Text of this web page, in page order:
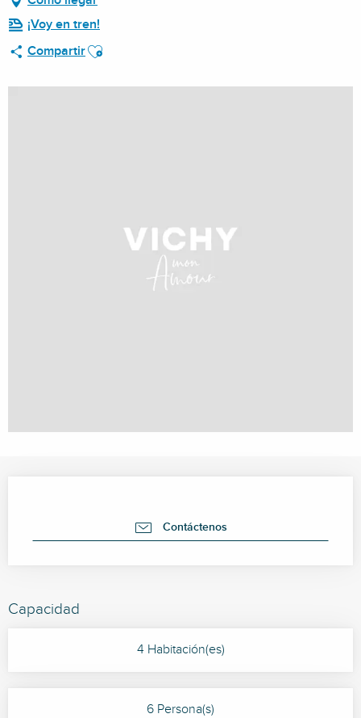
¡Voy en tren!
CompartirAjouter aux favoris
Contáctenos
Capacidad
4 Habitación(es)
6 Persona(s)